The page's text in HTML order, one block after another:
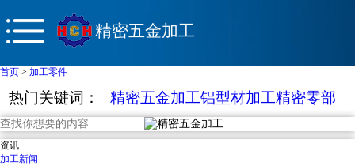
精密五金加工
首页 > 加工零件
热门关键词： 精密五金加工铝型材加工精密零部
件钣金加工数控车床加工
资讯
加工新闻